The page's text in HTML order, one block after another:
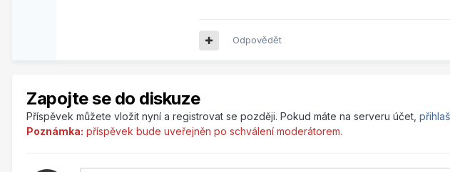
Odpovědět
Zapojte se do diskuze
Příspěvek můžete vložit nyní a registrovat se později. Pokud máte na serveru účet,
Poznámka: příspěvek bude uveřejněn po schválení moderátorem.